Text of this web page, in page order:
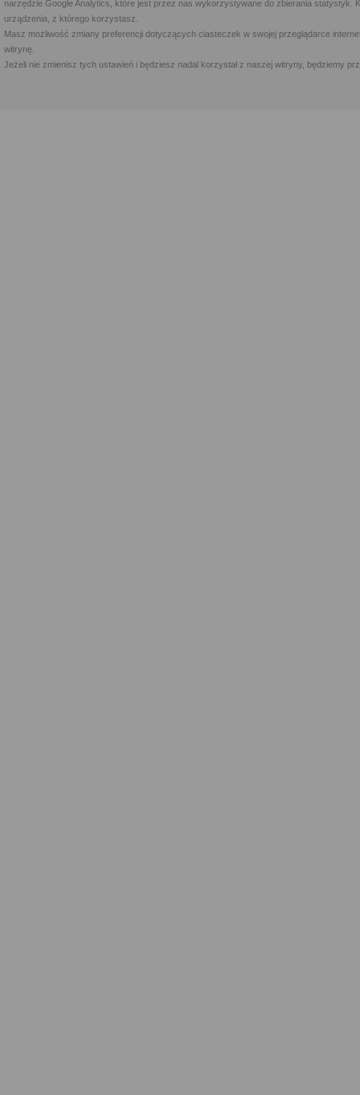
narzędzie Google Analytics, które jest przez nas wykorzystywane do zbierania statystyk.
urządzenia, z którego korzystasz.
Masz możliwość zmiany preferencji dotyczących ciasteczek w swojej przeglądarce
witrynę.
Jeżeli nie zmienisz tych ustawień i będziesz nadal korzystał z naszej witryny, będziemy